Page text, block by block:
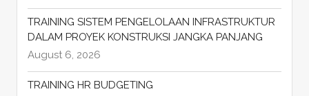
TRAINING SISTEM PENGELOLAAN INFRASTRUKTUR
DALAM PROYEK KONSTRUKSI JANGKA PANJANG
August 6, 2026
TRAINING HR BUDGETING